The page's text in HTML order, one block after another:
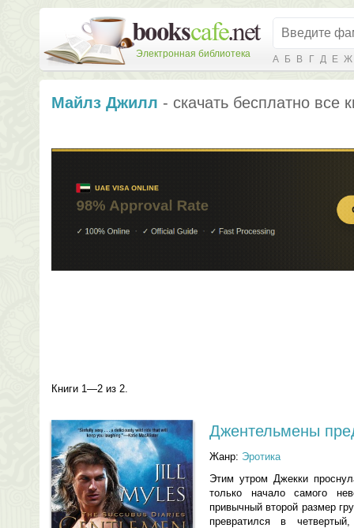
Электронная библиотека А Б В Г Д Е Ж
Майлз Джилл - скачать бесплатно все
Книги 1—2 из 2.
Джентельмены
Жанр: Эротика
Этим утром Джекки
только начало самого
привычный второй размер
превратился в